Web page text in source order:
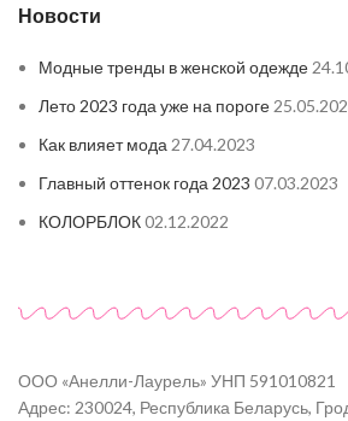
Новости
Модные тренды в женской одежде
Лето 2023 года уже на пороге
Как влияет мода 27.04.2023
Главный оттенок года 2023 07.03.2023
КОЛОРБЛОК02.12.2022
ООО «Анелли-Лаурель» УНП 591010821
Адрес: 230024, Республика Беларусь,